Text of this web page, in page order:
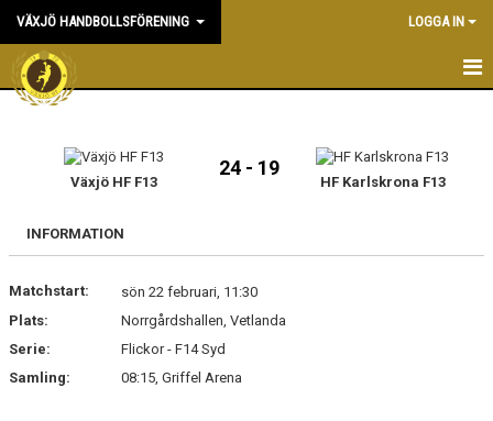
VÄXJÖ HANDBOLLSFÖRENING LOGGA IN
HEM
NYHETER
KONTAKT & KANSLI
DOKUMENT
Växjö HF F13
24 - 19
HF Karlskrona F13
INFORMATION
Matchstart:
sön 22 februari, 11:30
Plats:
Norrgårdshallen, Vetlanda
Serie:
Flickor - F14 Syd
Samling:
08:15, Griffel Arena